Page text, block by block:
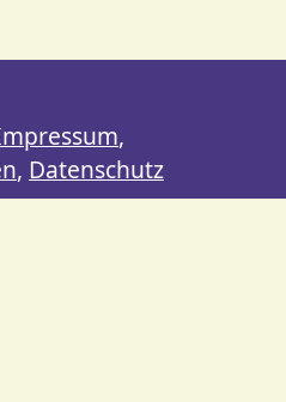
,
, Datenschutz